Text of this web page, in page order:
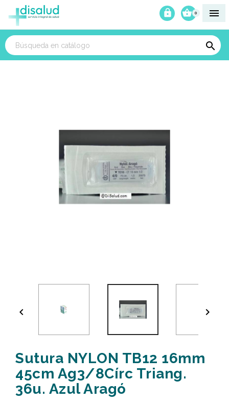

0



 
Sutura NYLON TB12 16mm
45cm Ag3/8Círc Triang.
36u. Azul Aragó